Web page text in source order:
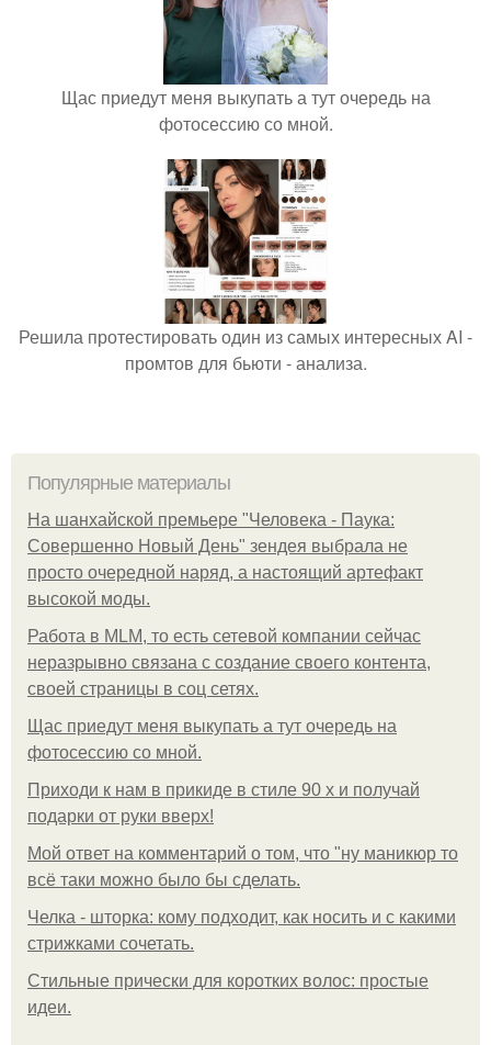
Щас приедут меня выкупать а тут очередь на
фотосессию со мной.
Решила протестировать один из самых интересных AI -
промтов для бьюти - анализа.
Популярные материалы
На шанхайской премьере "Человека - Паука:
Совершенно Новый День" зендея выбрала не
просто очередной наряд, а настоящий артефакт
высокой моды.
Работа в MLM, то есть сетевой компании сейчас
неразрывно связана с создание своего контента,
своей страницы в соц сетях.
Щас приедут меня выкупать а тут очередь на
фотосессию со мной.
Приходи к нам в прикиде в стиле 90 х и получай
подарки от руки вверх!
Мой ответ на комментарий о том, что "ну маникюр то
всё таки можно было бы сделать.
Челка - шторка: кому подходит, как носить и с какими
стрижками сочетать.
Стильные прически для коротких волос: простые
идеи.